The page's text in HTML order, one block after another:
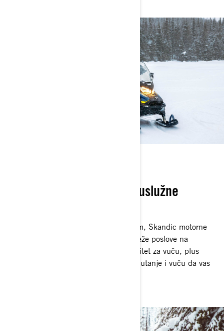
Ski-Doo Skandic "Utility" uslužne
Ogromna snaga sa prefinjenom vožnjom, Skandic motorne
sanke su napravljene da preuzmu najteže poslove na
najudaljenijim lokacijama. Veliki kapacitet za vuču, plus
dugačke, široke gusjenice koje nude plutanje i vuču da vas